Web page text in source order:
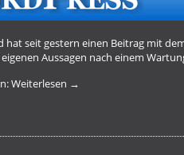
hat seit gestern einen Beitrag mit
Aussagen nach einem
Weiterlesen →